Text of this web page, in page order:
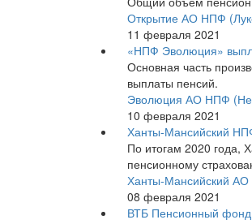
Открытие АО НПФ
11 февраля 2021
«НПФ Эволюция»
Основная часть
выплаты пенсий.
Эволюция АО НПФ
10 февраля 2021
Ханты-Мансийский
По итогам 2020 года,
пенсионному
Ханты-Мансийский
08 февраля 2021
ВТБ Пенсионный